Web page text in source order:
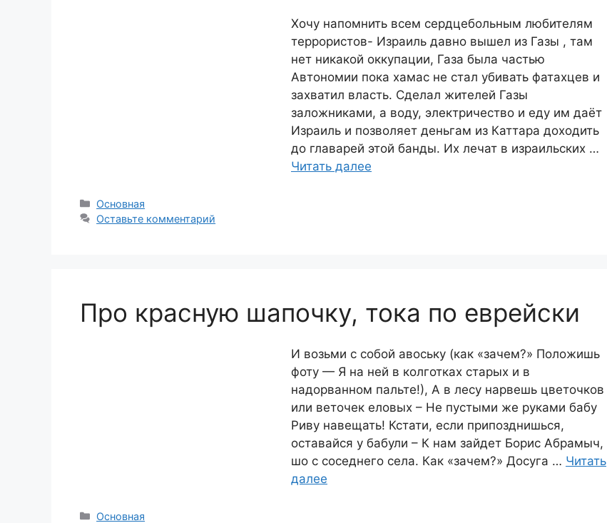
Хочу напомнить всем сердцебольным любителям
террористов- Израиль давно вышел из Газы , там
нет никакой оккупации, Газа была частью
Автономии пока хамас не стал убивать фатахцев и
захватил власть. Сделал жителей Газы
заложниками, а воду, электричество и еду им даёт
Израиль и позволяет деньгам из Каттара доходить
до главарей этой банды. Их лечат в израильских …
Читать далее
Рубрики
Основная
Оставьте комментарий
Про красную шапочку, тока по еврейски
И возьми с собой авоську (как «зачем?» Положишь
фоту — Я на ней в колготках старых и в
надорванном пальте!), А в лесу нарвешь цветочков
или веточек еловых – Не пустыми же руками бабу
Риву навещать! Кстати, если припозднишься,
оставайся у бабули – К нам зайдет Борис Абрамыч,
шо с соседнего села. Как «зачем?» Досуга … Читать
далее
Рубрики
Основная